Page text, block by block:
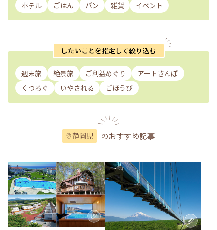
ホテル
ごはん パン 雑貨 イベント
したいことを指定して絞り込む
週末旅 絶景旅 ご利益めぐり
アートさんぽ
くつろぐ
いやされる ごほうび
静岡県 のおすすめ記事